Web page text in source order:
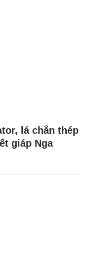
lá chắn thép
giáp Nga